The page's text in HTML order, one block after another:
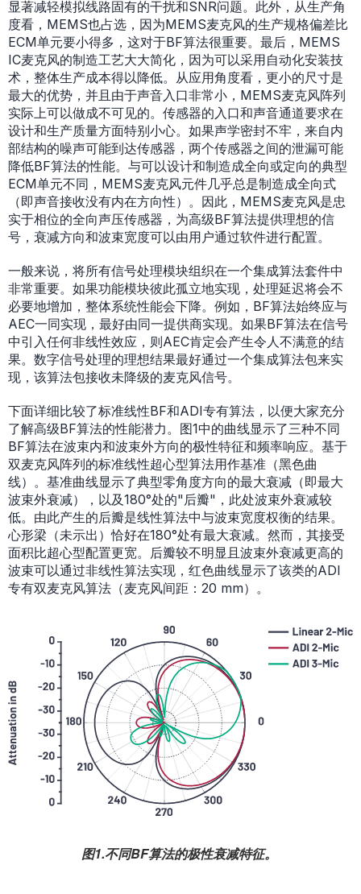
显著减轻模拟线路固有的干扰和SNR问题。此外，从生产角
度看，MEMS也占选，因为MEMS麦克风的生产规格偏差比
ECM单元要小得多，这对于BF算法很重要。最后，MEMS
IC麦克风的制造工艺大大简化，因为可以采用自动化安装技
术，整体生产成本得以降低。从应用角度看，更小的尺寸是
最大的优势，并且由于声音入口非常小，MEMS麦克风阵列
实际上可以做成不可见的。传感器的入口和声音通道要求在
设计和生产质量方面特别小心。如果声学密封不牢，来自内
部结构的噪声可能到达传感器，两个传感器之间的泄漏可能
降低BF算法的性能。与可以设计和制造成全向或定向的典型
ECM单元不同，MEMS麦克风元件几乎总是制造成全向式
（即声音接收没有内在方向性）。因此，MEMS麦克风是忠
实于相位的全向声压传感器，为高级BF算法提供理想的信
号，衰减方向和波束宽度可以由用户通过软件进行配置。
一般来说，将所有信号处理模块组织在一个集成算法套件中
非常重要。如果功能模块彼此孤立地实现，处理延迟将会不
必要地增加，整体系统性能会下降。例如，BF算法始终应与
AEC一同实现，最好由同一提供商实现。如果BF算法在信号
中引入任何非线性效应，则AEC肯定会产生令人不满意的结
果。数字信号处理的理想结果最好通过一个集成算法包来实
现，该算法包接收未降级的麦克风信号。
下面详细比较了标准线性BF和ADI专有算法，以便大家充分
了解高级BF算法的性能潜力。图1中的曲线显示了三种不同
BF算法在波束内和波束外方向的极性特征和频率响应。基于
双麦克风阵列的标准线性超心型算法用作基准（黑色曲
线）。基准曲线显示了典型零角度方向的最大衰减（即最大
波束外衰减），以及180°处的"后瓣"，此处波束外衰减较
低。由此产生的后瓣是线性算法中与波束宽度权衡的结果。
心形梁（未示出）恰好在180°处有最大衰减。然而，其接受
面积比超心型配置更宽。后瓣较不明显且波束外衰减更高的
波束可以通过非线性算法实现，红色曲线显示了该类的ADI
专有双麦克风算法（麦克风间距：20 mm）。
图1.不同BF算法的极性衰减特征。